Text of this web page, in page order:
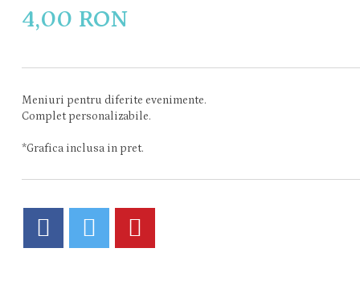
4,00 RON
Meniuri pentru diferite evenimente.
Complet personalizabile.
*Grafica inclusa in pret.